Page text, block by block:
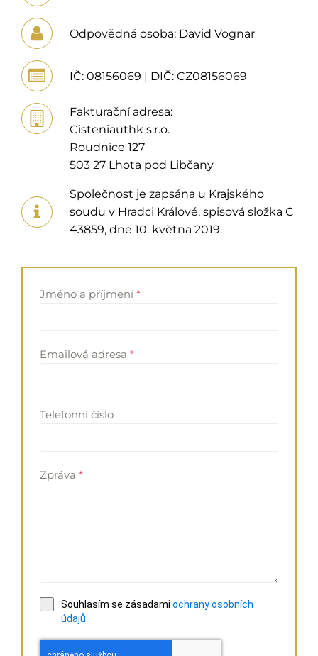
Odpovědná osoba: David Vognar
IČ: 08156069 | DIČ: CZ08156069
Fakturační adresa:
Cisteniauthk s.r.o.
Roudnice 127
503 27 Lhota pod Libčany
Společnost je zapsána u Krajského
soudu v Hradci Králové, spisová složka C
43859, dne 10. května 2019.
Jméno a příjmení *
Emailová adresa *
Telefonní číslo
Zpráva *
Souhlasím se zásadami ochrany osobních
údajů